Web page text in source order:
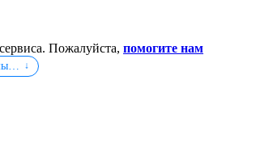
Пожалуйста, помогите нам